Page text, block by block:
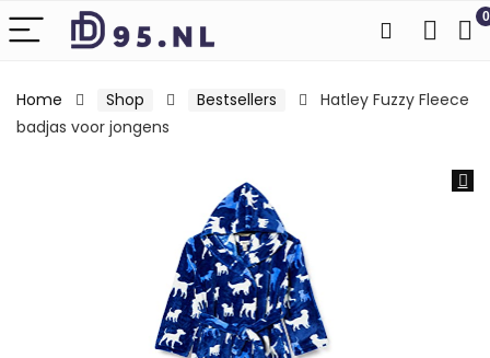
0
Home Shop Bestsellers
Hatley Fuzzy Fleece
badjas voor jongens